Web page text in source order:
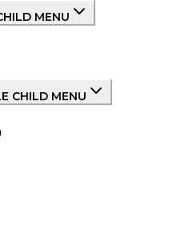
MENU
CHILD MENU